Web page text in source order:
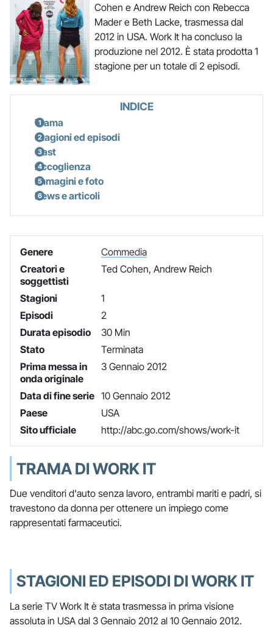
Cohen e Andrew Reich con Rebecca
Mader e Beth Lacke, trasmessa dal
2012 in USA. Work It ha concluso la
produzione nel 2012. È stata prodotta 1
stagione per un totale di 2 episodi.
INDICE
Trama
Stagioni ed episodi
Cast
Accoglienza
Immagini e foto
News e articoli
Genere
Commedia
Creatori e
soggettisti
Ted Cohen, Andrew Reich
Stagioni
1
Episodi
2
Durata episodio
30 Min
Stato
Terminata
Prima messa in
onda originale
3 Gennaio 2012
Data di fine serie 10 Gennaio 2012
Paese
USA
Sito ufficiale
http://abc.go.com/shows/work-it
TRAMA DI WORK IT
Due venditori d'auto senza lavoro, entrambi mariti e padri, si
travestono da donna per ottenere un impiego come
rappresentati farmaceutici.
STAGIONI ED EPISODI DI WORK IT
La serie TV Work It è stata trasmessa in prima visione
assoluta in USA dal 3 Gennaio 2012 al 10 Gennaio 2012.